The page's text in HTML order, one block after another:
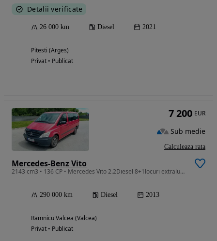
Detalii verificate
26 000 km Diesel 2021
Pitesti (Arges)
Privat • Publicat
Mercedes-Benz Vito
2143 cm3 • 136 CP • Mercedes Vito 2.2Diesel 8+1locuri extralung/ Euro 5/ adus recent din G
290 000 km Diesel 2013
Ramnicu Valcea (Valcea)
Privat • Publicat
7 200 EUR
Sub medie
Calculeaza rata